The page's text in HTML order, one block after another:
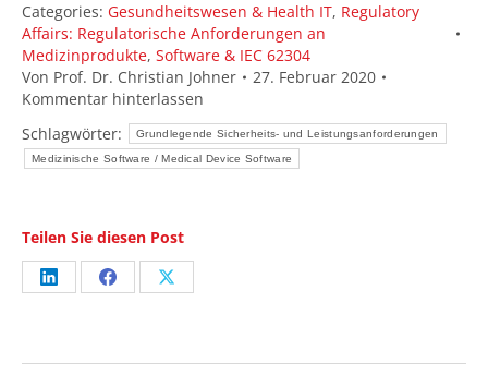
Categories: Gesundheitswesen & Health IT, Regulatory
Affairs: Regulatorische Anforderungen an
Medizinprodukte, Software & IEC 62304
Von Prof. Dr. Christian Johner
27. Februar 2020
Kommentar hinterlassen
Schlagwörter:
Grundlegende Sicherheits- und Leistungsanforderungen
Medizinische Software / Medical Device Software
Teilen Sie diesen Post
Share
LinkedIn
Share
Facebook
Share
X